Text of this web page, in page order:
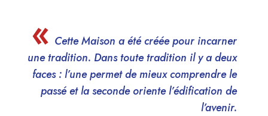
Cette Maison a été créée pour incarner
une tradition. Dans toute tradition il y a deux
faces : l’une permet de mieux comprendre le
passé et la seconde oriente l’édification de
l’avenir.